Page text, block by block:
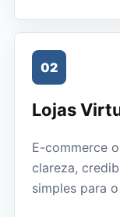
02
Lojas
E-commerce
clareza,
simples para